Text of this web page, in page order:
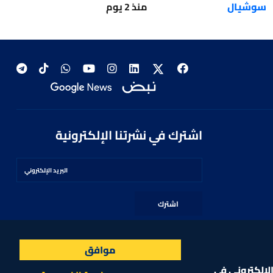
سوشيال منذ 2 يوم
اشترك في نشرتنا الإلكترونية
اشترك
موافق